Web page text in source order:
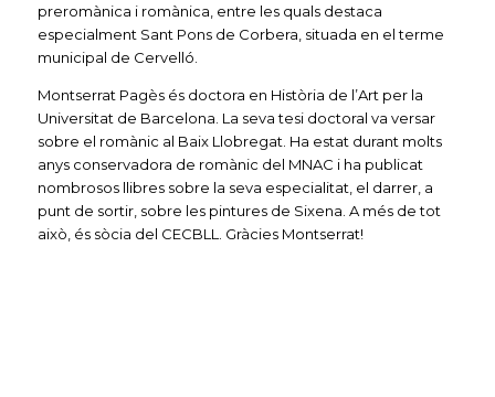
preromànica i romànica, entre les quals destaca
especialment Sant Pons de Corbera, situada en el terme
municipal de Cervelló.
Montserrat Pagès és doctora en Història de l’Art per la
Universitat de Barcelona. La seva tesi doctoral va versar
sobre el romànic al Baix Llobregat. Ha estat durant molts
anys conservadora de romànic del MNAC i ha publicat
nombrosos llibres sobre la seva especialitat, el darrer, a
punt de sortir, sobre les pintures de Sixena. A més de tot
això, és sòcia del CECBLL. Gràcies Montserrat!